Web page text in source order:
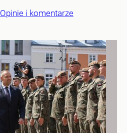
Opinie i komentarze